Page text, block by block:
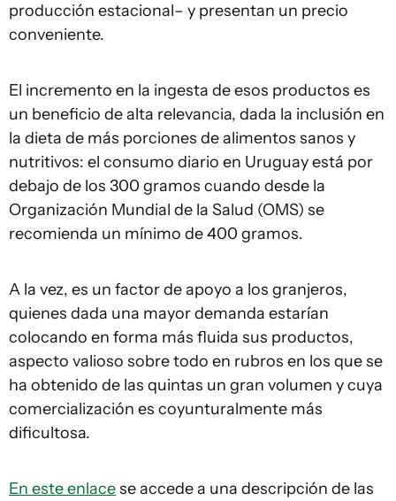
producción estacional– y presentan un precio
conveniente.
El incremento en la ingesta de esos productos es
un beneficio de alta relevancia, dada la inclusión en
la dieta de más porciones de alimentos sanos y
nutritivos: el consumo diario en Uruguay está por
debajo de los 300 gramos cuando desde la
Organización Mundial de la Salud (OMS) se
recomienda un mínimo de 400 gramos.
A la vez, es un factor de apoyo a los granjeros,
quienes dada una mayor demanda estarían
colocando en forma más fluida sus productos,
aspecto valioso sobre todo en rubros en los que se
ha obtenido de las quintas un gran volumen y cuya
comercialización es coyunturalmente más
dificultosa.
En este enlacese accede a una descripción de las